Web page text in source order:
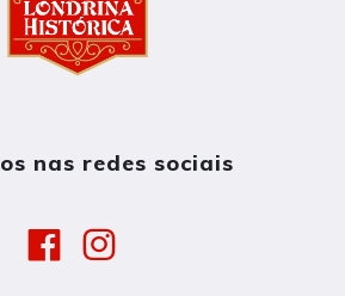
nas redes sociais